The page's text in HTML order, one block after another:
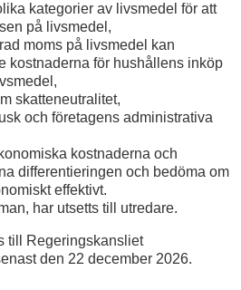
kategorier av livsmedel för att
på livsmedel,
moms på livsmedel kan
kostnaderna för hushållens inköp
skatteneutralitet,
och företagens administrativa
kostnaderna och
differentieringen och bedöma om
effektivt.
har utsetts till utredare.
till Regeringskansliet
den 22 december 2026.